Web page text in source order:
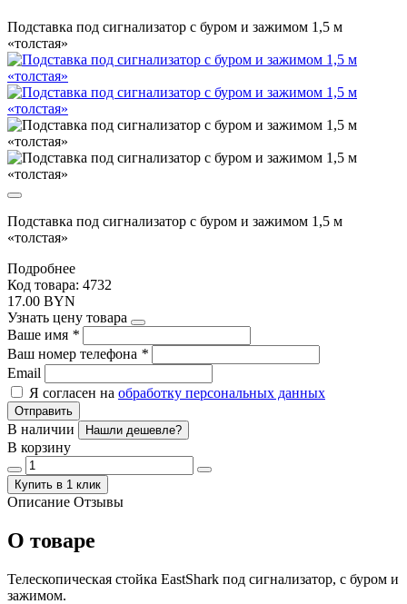
Подставка под сигнализатор с буром и зажимом 1,5 м
«толстая»
Подставка под сигнализатор с буром и зажимом 1,5 м
«толстая»
Подробнее
Код товара: 4732
17.00 BYN
Узнать цену товара
Ваше имя *
Ваш номер телефона *
Email
Я согласен на обработку персональных данных
Отправить
В наличии Нашли дешевле?
В корзину
Купить в 1 клик
Описание Отзывы
О товаре
Телескопическая стойка EastShark под сигнализатор, с буром и
зажимом.